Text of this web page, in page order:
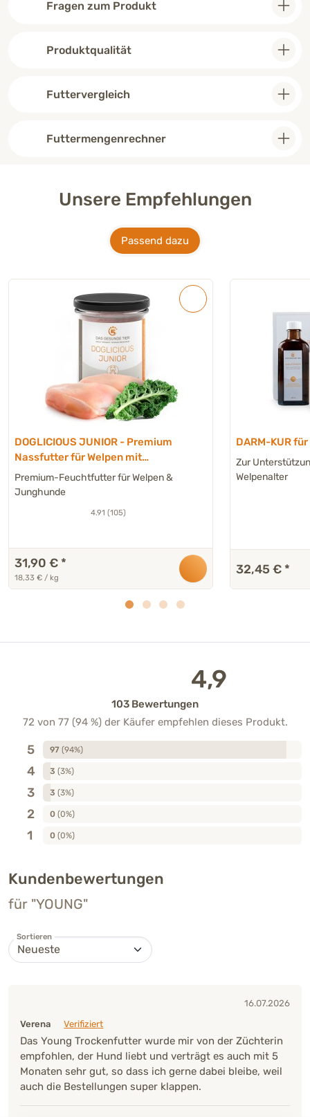
Fragen zum Produkt
Produktqualität
Futtervergleich
Futtermengenrechner
Unsere Empfehlungen
Passend dazu
DOGLICIOUS JUNIOR - Premium
Nassfutter für Welpen mit
Hühnchen, Kartoffel & Fenchel - 6 x
290 g
Premium-Feuchtfutter für Welpen &
Junghunde
4.91 (105)
31,90 € *
18,33 € / kg
DARM-KUR
Zur
Welpenalter
32,45 € *
4,9
103 Bewertungen
72 von 77 (94 %) der Käufer empfehlen dieses Produkt.
5 97 (94%)
4 3 (3%)
3 3 (3%)
2 0 (0%)
1 0 (0%)
Kundenbewertungen
für "YOUNG"
Sortieren
16.07.2026
Verena
Verifiziert
Das Young Trockenfutter wurde mir von der Züchterin
empfohlen, der Hund liebt und verträgt es auch mit 5
Monaten sehr gut, so dass ich gerne dabei bleibe, weil
auch die Bestellungen super klappen.